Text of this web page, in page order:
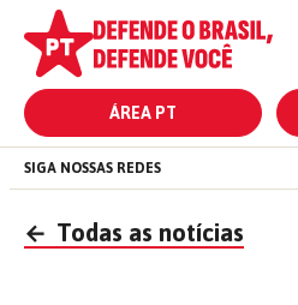
ÁREA PT
SIGA NOSSAS REDES
← Todas as notícias